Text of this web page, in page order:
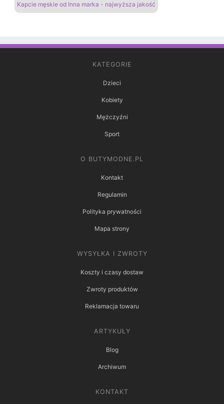
Kapcie męskie od Inna marka - najwyższa jakość
KATEGORIE
Dzieci
Kobiety
Mężczyźni
Sport
O BUTYMODNE.PL
Kontakt
Regulamin
Polityka prywatności
Mapa strony
WYSYŁKA I ZWROTY
Koszty i czasy dostaw
Zwroty produktów
Reklamacja towaru
ARTYKUŁY
Blog
Archiwum
KONTAKT